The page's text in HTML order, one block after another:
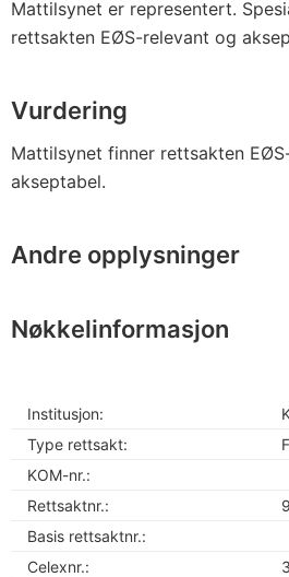
Mattilsynet er representert.
rettsakten EØS-relevant og
Vurdering
Mattilsynet finner rettsakten
akseptabel.
Andre opplysninger
Nøkkelinformasjon
Institusjon:
Type rettsakt:
KOM-nr.:
Rettsaktnr.:
Basis rettsaktnr.:
Celexnr.: